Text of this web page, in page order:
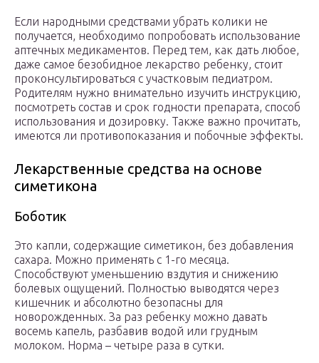
Если народными средствами убрать колики не
получается, необходимо попробовать использование
аптечных медикаментов. Перед тем, как дать любое,
даже самое безобидное лекарство ребенку, стоит
проконсультироваться с участковым педиатром.
Родителям нужно внимательно изучить инструкцию,
посмотреть состав и срок годности препарата, способ
использования и дозировку. Также важно прочитать,
имеются ли противопоказания и побочные эффекты.
Лекарственные средства на основе
симетикона
Боботик
Это капли, содержащие симетикон, без добавления
сахара. Можно применять с 1-го месяца.
Способствуют уменьшению вздутия и снижению
болевых ощущений. Полностью выводятся через
кишечник и абсолютно безопасны для
новорожденных. За раз ребенку можно давать
восемь капель, разбавив водой или грудным
молоком. Норма – четыре раза в сутки.